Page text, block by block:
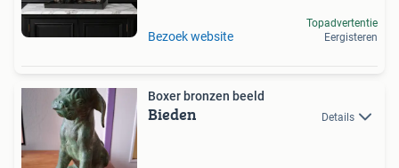
Bezoek website
Topadvertentie
Eergisteren
Boxer bronzen beeld
Bieden Details